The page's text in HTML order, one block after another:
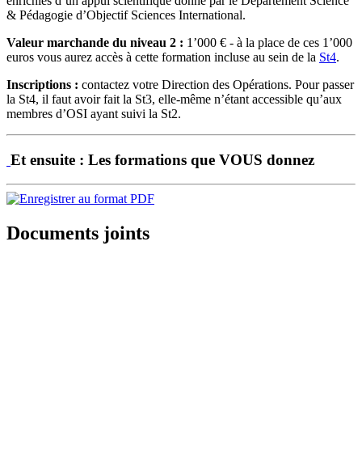
& Pédagogie d’Objectif Sciences International.
Valeur marchande du niveau 2 : 1’000 € - à la place de ces 1’000
euros vous aurez accès à cette formation incluse au sein de la St4.
Inscriptions : contactez votre Direction des Opérations. Pour passer
la St4, il faut avoir fait la St3, elle-même n’étant accessible qu’aux
membres d’OSI ayant suivi la St2.
Et ensuite : Les formations que VOUS donnez
Documents joints